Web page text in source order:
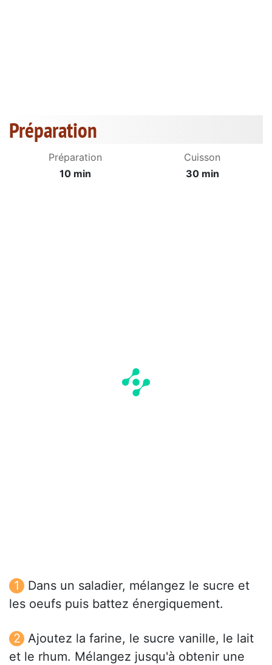
Préparation
Préparation
10 min
Cuisson
30 min
Dans un saladier, mélangez le sucre et
les oeufs puis battez énergiquement.
Ajoutez la farine, le sucre vanille, le lait
et le rhum. Mélangez jusqu'à obtenir une